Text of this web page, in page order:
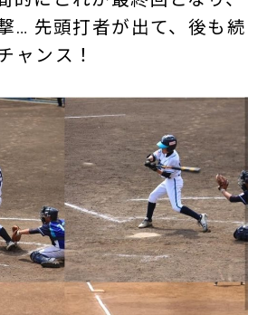
… 先頭打者が出て、後も続
ャンス！